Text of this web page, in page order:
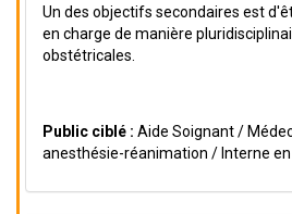
Un des objectifs secondaires est
en charge de manière
obstétricales.
Public ciblé : Aide Soignant /
anesthésie-réanimation / Interne en